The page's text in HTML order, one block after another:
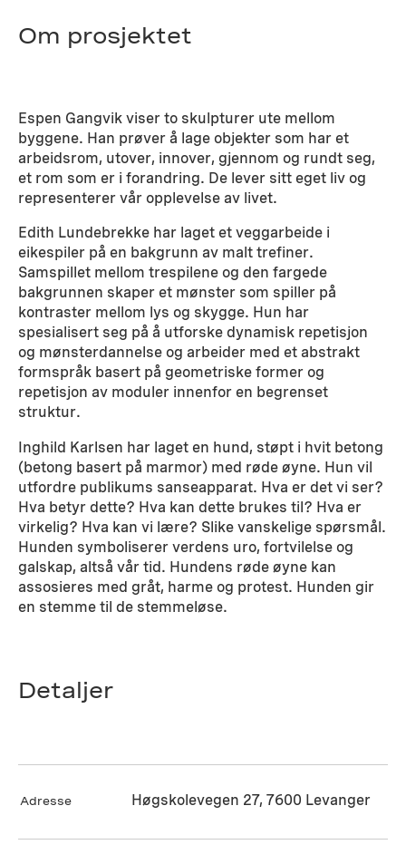
Om prosjektet
Espen Gangvik viser to skulpturer ute mellom
byggene. Han prøver å lage objekter som har et
arbeidsrom, utover, innover, gjennom og rundt seg,
et rom som er i forandring. De lever sitt eget liv og
representerer vår opplevelse av livet.
Edith Lundebrekke har laget et veggarbeide i
eikespiler på en bakgrunn av malt trefiner.
Samspillet mellom trespilene og den fargede
bakgrunnen skaper et mønster som spiller på
kontraster mellom lys og skygge. Hun har
spesialisert seg på å utforske dynamisk repetisjon
og mønsterdannelse og arbeider med et abstrakt
formspråk basert på geometriske former og
repetisjon av moduler innenfor en begrenset
struktur.
Inghild Karlsen har laget en hund, støpt i hvit betong
(betong basert på marmor) med røde øyne. Hun vil
utfordre publikums sanseapparat. Hva er det vi ser?
Hva betyr dette? Hva kan dette brukes til? Hva er
virkelig? Hva kan vi lære? Slike vanskelige spørsmål.
Hunden symboliserer verdens uro, fortvilelse og
galskap, altså vår tid. Hundens røde øyne kan
assosieres med gråt, harme og protest. Hunden gir
en stemme til de stemmeløse.
Detaljer
Adresse Høgskolevegen 27, 7600 Levanger